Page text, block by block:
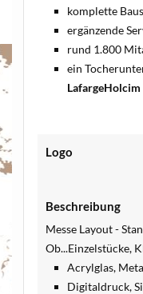
komplette
ergänzende
rund 1.800
ein
Logo
Beschreibung
Messe Layout -
Ob...Einzelstücke,
Acrylglas,
Digitaldruck,